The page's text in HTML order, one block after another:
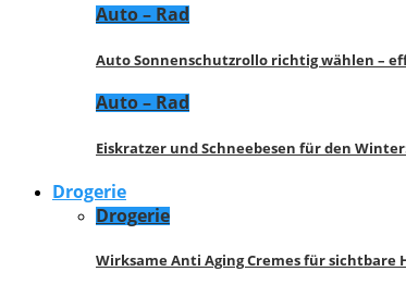
Auto – Rad
Auto Sonnenschutzrollo richtig wählen –
Auto – Rad
Eiskratzer und Schneebesen für den
Drogerie
Drogerie
Wirksame Anti Aging Cremes für